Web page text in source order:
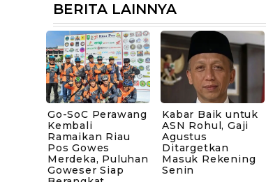
BERITA LAINNYA
Go-SoC Perawang
Kembali
Ramaikan Riau
Pos Gowes
Merdeka, Puluhan
Goweser Siap
Kabar Baik untuk
ASN Rohul, Gaji
Agustus
Ditargetkan
Masuk Rekening
Senin